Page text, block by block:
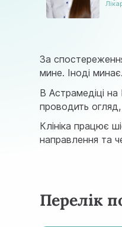
За
мине. Іноді
В Астрамедіці
проводить
Клініка працює
направлення та
Перелік